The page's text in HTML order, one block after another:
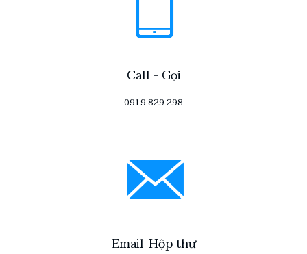
Call - Gọi
0919 829 298
Email-Hộp thư